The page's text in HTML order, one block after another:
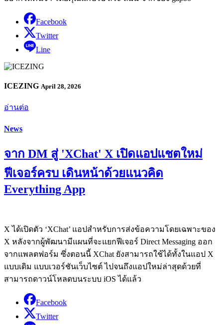
Facebook
Twitter
Line
ICEZING April 28, 2026
อ่านต่อ
News
จาก DM สู่ 'XChat' X เปิดแอปแชตใหม่
ฟีเจอร์ครบ เดินหน้าด้วยแนวคิด
Everything App
X ได้เปิดตัว ‘XChat’ แอปสำหรับการส่งข้อความโดยเฉพาะของ
X หลังจากผู้พัฒนามีแผนที่จะแยกฟีเจอร์ Direct Messaging ออก
จากแพลตฟอร์ม ซึ่งตอนนี้ XChat ยังสามารถใช้ได้ทั้งในแอป X
แบบเดิม แบบเวอร์ชันเว็บไซต์ ไปจนถึงแอปใหม่ล่าสุดด้วยที่
สามารถดาวน์โหลดบนระบบ iOS ได้แล้ว
Facebook
Twitter